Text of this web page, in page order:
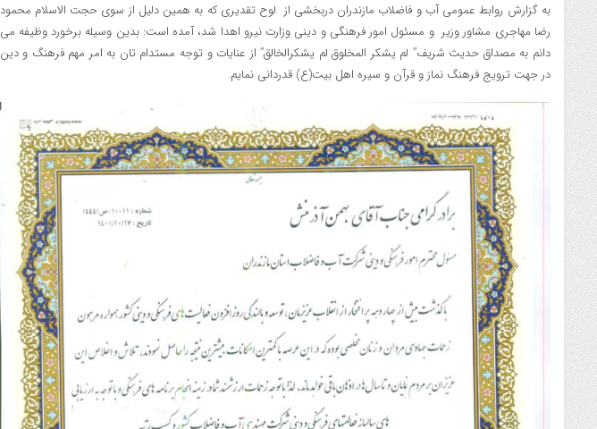
به گزارش روابط عمومی آب و فاضلاب مازندران دربخشی از لوح تقدیری که به همین دلیل از سوی حجت الاسلام محمود
رضا مهاجری مشاور وزیر و مسئول امور فرهنگی و دینی وزارت نیرو اهدا شد، آمده است: بدین وسیله برخورد وظیفه می
دانم به مصداق حدیث شریف” لم یشکر المخلوق لم یشکرالخالق” از عنایات و توجه مستدام تان به امر مهم فرهنگ و دین
در جهت ترویج فرهنگ نماز و قرآن و سیره اهل بیت(ع) قدردانی نمایم.